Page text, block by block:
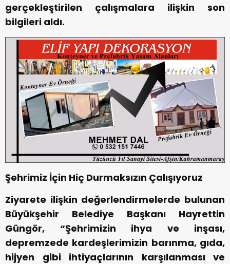
gerçekleştirilen çalışmalara ilişkin son
bilgileri aldı.
Şehrimiz İçin Hiç Durmaksızın Çalışıyoruz
Ziyarete ilişkin değerlendirmelerde bulunan
Büyükşehir Belediye Başkanı Hayrettin
Güngör, “Şehrimizin ihya ve inşası,
depremzede kardeşlerimizin barınma, gıda,
hijyen gibi ihtiyaçlarının karşılanması ve